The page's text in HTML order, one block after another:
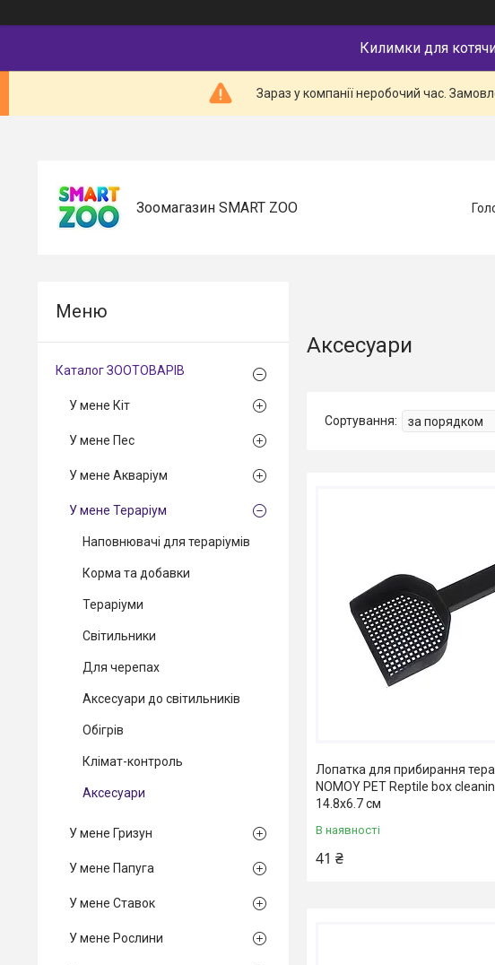
Килимки для
Зараз у компанії неробочий час.
Зоомагазин SMART ZOO
Аксесуари
Лопатка для прибирання
NOMOY PET Reptile box
14.8x6.7 см
В наявності
41 ₴
Каталог ЗООТОВАРІВ
У мене Кіт
У мене Пес
У мене Акваріум
У мене Тераріум
Наповнювачі для тераріумів
Корма та добавки
Тераріуми
Світильники
Для черепах
Аксесуари до світильників
Обігрів
Клімат-контроль
Аксесуари
У мене Гризун
У мене Папуга
У мене Ставок
У мене Рослини